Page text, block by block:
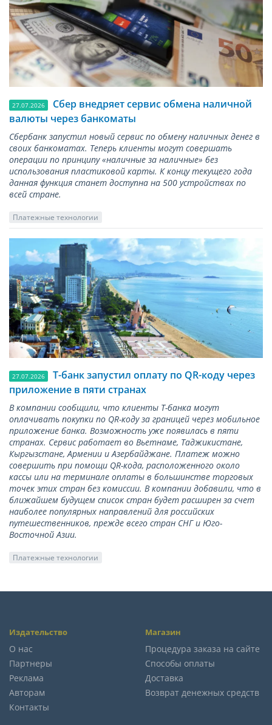
27.07.2026
Сбер внедряет сервис обмена наличной
валюты через банкоматы
Сбербанк запустил новый сервис по обмену наличных денег в
своих банкоматах. Теперь клиенты могут совершать
операции по принципу «наличные за наличные» без
использования пластиковой карты. К концу текущего года
данная функция станет доступна на 500 устройствах по
всей стране.
Платежные технологии
27.07.2026
Т-банк запустил оплату по QR-коду через
приложение в пяти странах
В компании сообщили, что клиенты Т-банка могут
оплачивать покупки по QR-коду за границей через мобильное
приложение банка. Возможность уже появилась в пяти
странах. Сервис работает во Вьетнаме, Таджикистане,
Кыргызстане, Армении и Азербайджане. Платеж можно
совершить при помощи QR-кода, расположенного около
кассы или на терминале оплаты в большинстве торговых
точек этих стран без комиссии. В компании добавили, что в
ближайшем будущем список стран будет расширен за счет
наиболее популярных направлений для российских
путешественников, прежде всего стран СНГ и Юго-
Восточной Азии.
Платежные технологии
Издательство
О нас
Партнеры
Реклама
Авторам
Контакты
Магазин
Процедура заказа на сайте
Способы оплаты
Доставка
Возврат денежных средств